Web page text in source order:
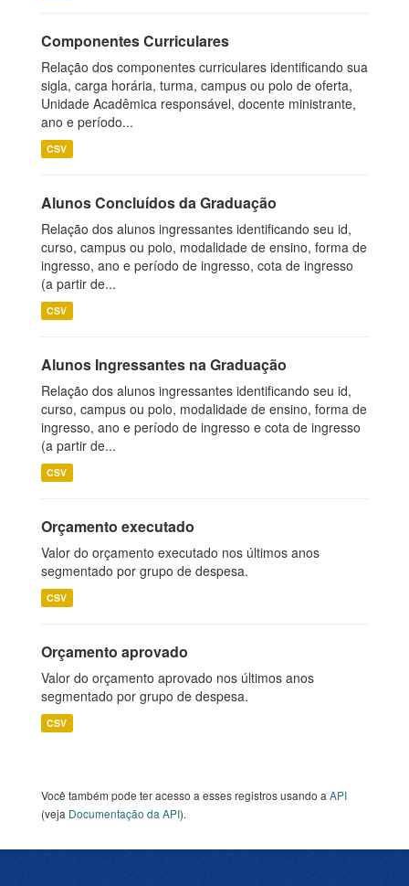
Componentes Curriculares
Relação dos componentes curriculares identificando sua
sigla, carga horária, turma, campus ou polo de oferta,
Unidade Acadêmica responsável, docente ministrante,
ano e período...
CSV
Alunos Concluídos da Graduação
Relação dos alunos ingressantes identificando seu id,
curso, campus ou polo, modalidade de ensino, forma de
ingresso, ano e período de ingresso, cota de ingresso
(a partir de...
CSV
Alunos Ingressantes na Graduação
Relação dos alunos ingressantes identificando seu id,
curso, campus ou polo, modalidade de ensino, forma de
ingresso, ano e período de ingresso e cota de ingresso
(a partir de...
CSV
Orçamento executado
Valor do orçamento executado nos últimos anos
segmentado por grupo de despesa.
CSV
Orçamento aprovado
Valor do orçamento aprovado nos últimos anos
segmentado por grupo de despesa.
CSV
Você também pode ter acesso a esses registros usando a API
(veja Documentação da API).